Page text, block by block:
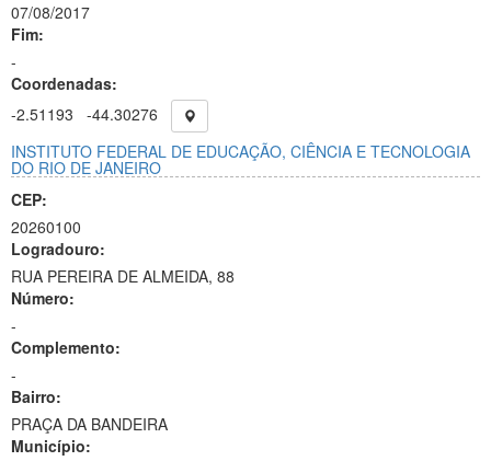
07/08/2017
Fim:
-
Coordenadas:
-2.51193
-44.30276
INSTITUTO FEDERAL DE EDUCAÇÃO, CIÊNCIA E TECNOLOGIA
DO RIO DE JANEIRO
CEP:
20260100
Logradouro:
RUA PEREIRA DE ALMEIDA, 88
Número:
-
Complemento:
-
Bairro:
PRAÇA DA BANDEIRA
Município: